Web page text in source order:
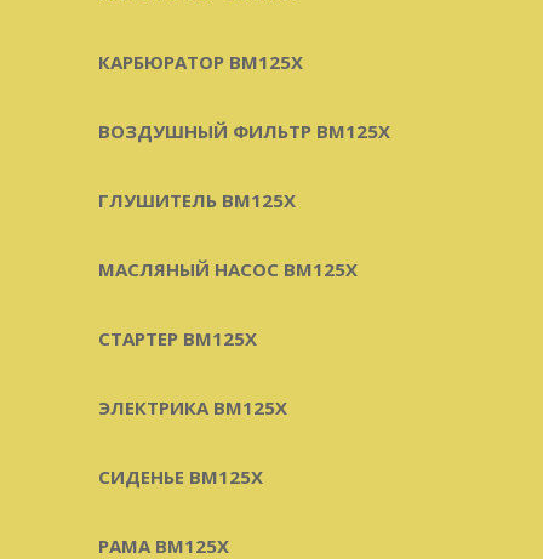
КАРБЮРАТОР BM125X
ВОЗДУШНЫЙ ФИЛЬТР BM125X
ГЛУШИТЕЛЬ BM125X
МАСЛЯНЫЙ НАСОС BM125X
СТАРТЕР BM125X
ЭЛЕКТРИКА BM125X
СИДЕНЬЕ BM125X
РАМА BM125X